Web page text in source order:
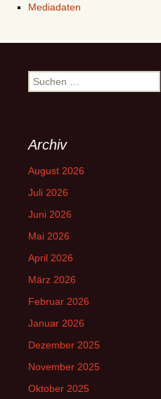
Mediadaten
Suchen
nach:
Archiv
August 2026
Juli 2026
Juni 2026
Mai 2026
April 2026
März 2026
Februar 2026
Januar 2026
Dezember 2025
November 2025
Oktober 2025